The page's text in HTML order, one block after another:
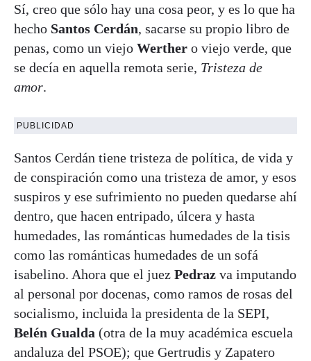
Sí, creo que sólo hay una cosa peor, y es lo que ha
hecho Santos Cerdán, sacarse su propio libro de
penas, como un viejo Werther o viejo verde, que
se decía en aquella remota serie, Tristeza de
amor.
PUBLICIDAD
Santos Cerdán tiene tristeza de política, de vida y
de conspiración como una tristeza de amor, y esos
suspiros y ese sufrimiento no pueden quedarse ahí
dentro, que hacen entripado, úlcera y hasta
humedades, las románticas humedades de la tisis
como las románticas humedades de un sofá
isabelino. Ahora que el juez Pedraz va imputando
al personal por docenas, como ramos de rosas del
socialismo, incluida la presidenta de la SEPI,
Belén Gualda (otra de la muy académica escuela
andaluza del PSOE); que Gertrudis y Zapatero